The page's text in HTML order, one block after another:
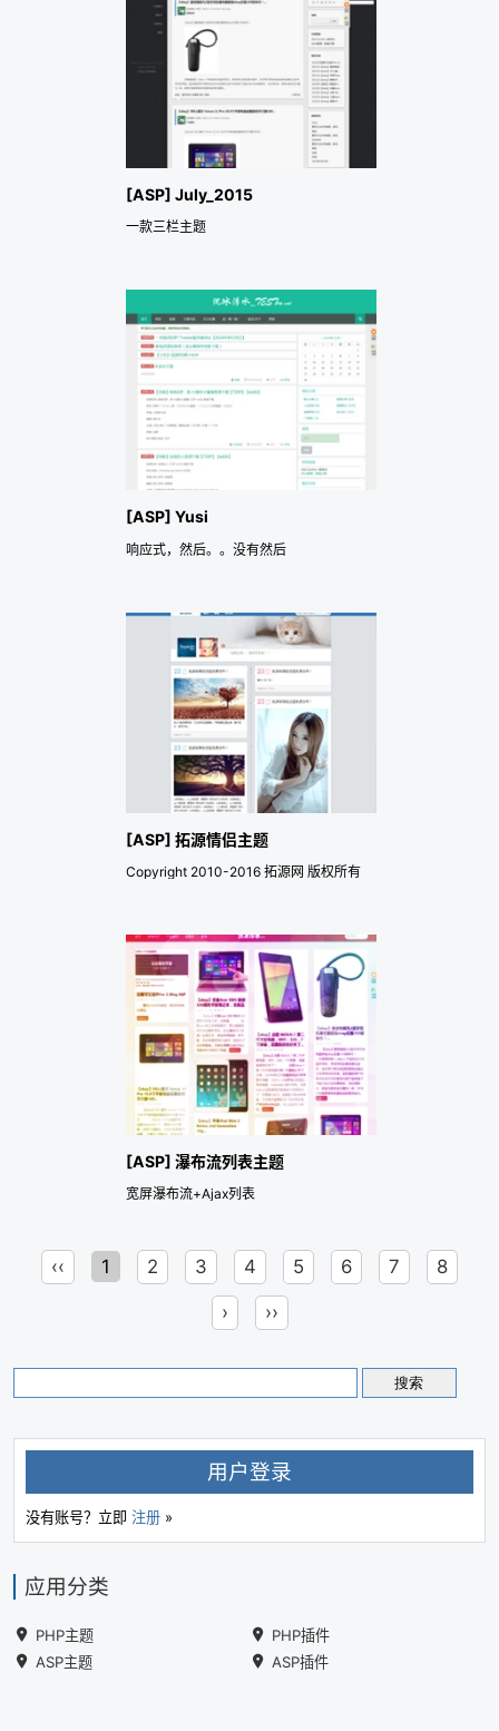
[ASP] July_2015
一款三栏主题
[ASP] Yusi
响应式，然后。。没有然后
[ASP] 拓源情侣主题
Copyright 2010-2016 拓源网 版权所有
[ASP] 瀑布流列表主题
宽屏瀑布流+Ajax列表
‹‹ 1 2 3 4 5 6 7 8
› ››
用户登录
没有账号？立即 注册 »
应用分类
PHP主题
PHP插件
ASP主题
ASP插件